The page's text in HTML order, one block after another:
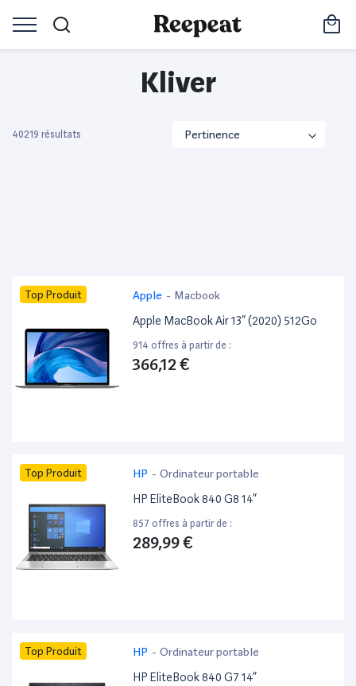
Kliver
40219 résultats
Top Produit Apple - Macbook
Apple MacBook Air 13” (2020) 512Go
914 offres à partir de :
366,12 €
Top Produit HP - Ordinateur portable
HP EliteBook 840 G8 14”
857 offres à partir de :
289,99 €
Top Produit HP - Ordinateur portable
HP EliteBook 840 G7 14”